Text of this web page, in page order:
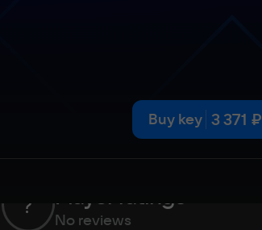
Buy key 3 371 ₽
? Player ratings
No reviews